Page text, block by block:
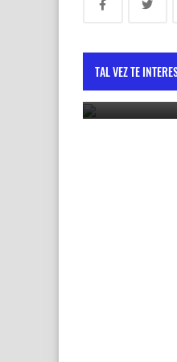
TAL VEZ TE
Europea